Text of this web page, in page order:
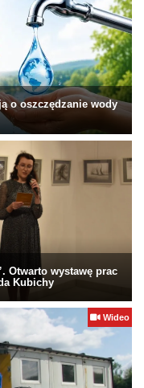
o oszczędzanie wody
Otwarto wystawę prac
Kubichy
Wideo